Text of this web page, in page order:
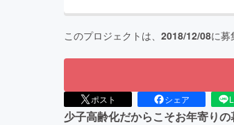
このプロジェクトは、 2018/12/08に募
ポスト シェア
少子高齢化だからこそお年寄り